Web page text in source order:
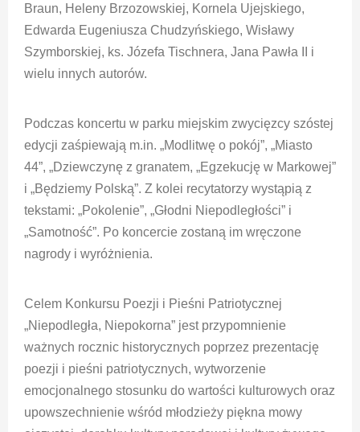
Braun, Heleny Brzozowskiej, Kornela Ujejskiego,
Edwarda Eugeniusza Chudzyńskiego, Wisławy
Szymborskiej, ks. Józefa Tischnera, Jana Pawła II i
wielu innych autorów.
Podczas koncertu w parku miejskim zwycięzcy szóstej
edycji zaśpiewają m.in. „Modlitwę o pokój”, „Miasto
44”, „Dziewczynę z granatem, „Egzekucję w Markowej”
i „Będziemy Polską”. Z kolei recytatorzy wystąpią z
tekstami: „Pokolenie”, „Głodni Niepodległości” i
„Samotność”. Po koncercie zostaną im wręczone
nagrody i wyróżnienia.
Celem Konkursu Poezji i Pieśni Patriotycznej
„Niepodległa, Niepokorna” jest przypomnienie
ważnych rocznic historycznych poprzez prezentację
poezji i pieśni patriotycznych, wytworzenie
emocjonalnego stosunku do wartości kulturowych oraz
upowszechnienie wśród młodzieży piękna mowy